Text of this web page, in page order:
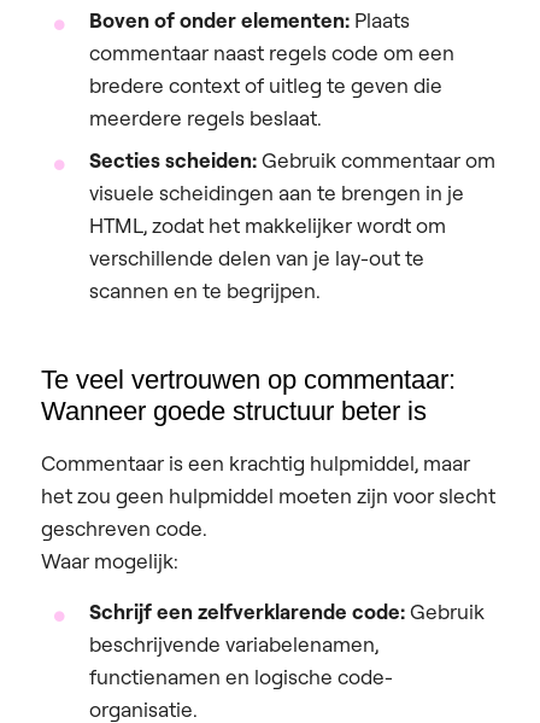
Boven of onder elementen: Plaats
commentaar naast regels code om een
bredere context of uitleg te geven die
meerdere regels beslaat.
Secties scheiden:Gebruik commentaar om
visuele scheidingen aan te brengen in je
HTML, zodat het makkelijker wordt om
verschillende delen van je lay-out te
scannen en te begrijpen.
Te veel vertrouwen op commentaar:
Wanneer goede structuur beter is
Commentaar is een krachtig hulpmiddel, maar
het zou geen hulpmiddel moeten zijn voor slecht
geschreven code.
Waar mogelijk:
Schrijf een zelfverklarende code:Gebruik
beschrijvende variabelenamen,
functienamen en logische code-
organisatie.